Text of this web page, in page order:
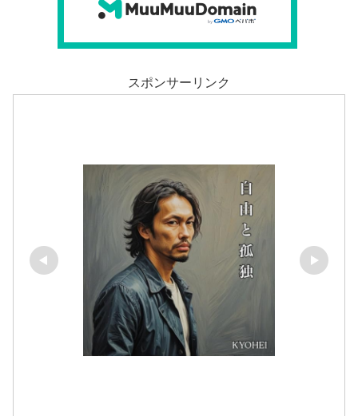
スポンサーリンク